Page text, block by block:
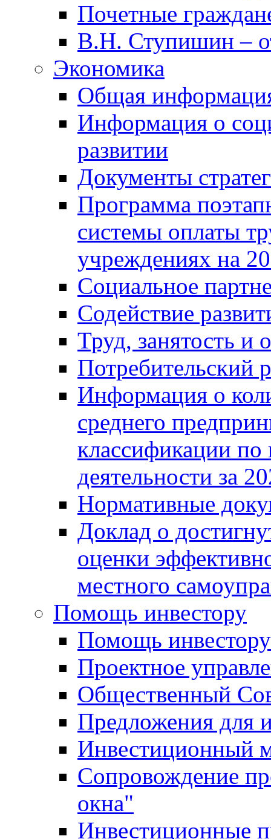
Почетные
В.Н. Ступишин –
Экономика
Общая
Информация о
развитии
Документы
Программа
системы оплаты
учреждениях на
Социальное
Содействие
Труд, занятость и
Потребительский
Информация о
среднего
классификации
деятельности за
Нормативные
Доклад о
оценки
местного
Помощь инвестору
Помощь инвестору
Проектное
Общественный
Предложения для
Инвестиционный
Сопровождение
окна"
Инвестиционные